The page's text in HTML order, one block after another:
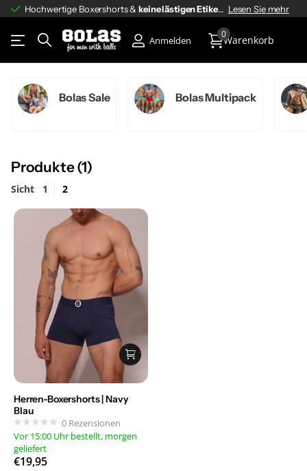
Hochwertige Boxershorts &keine lästigen Etiketten Lesen Sie mehr
keine lästigen Etiketten
Anmelden Warenkorb
0
Bolas Sale Bolas Multipack
Produkte (1)
Sicht 1 2
Herren-Boxershorts | Navy
Blau
0 Rezensionen
Vor 15:00 Uhr bestellt, morgen
geliefert
€19,95